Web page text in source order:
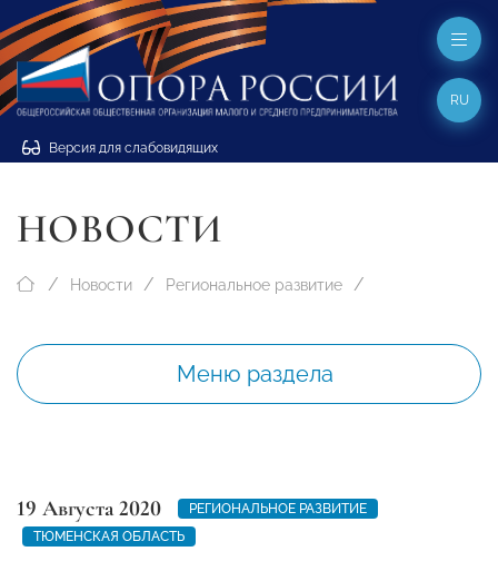
Версия для слабовидящих
RU
НОВОСТИ
Новости Региональное развитие
Меню раздела
19 Августа 2020
РЕГИОНАЛЬНОЕ РАЗВИТИЕ
ТЮМЕНСКАЯ ОБЛАСТЬ